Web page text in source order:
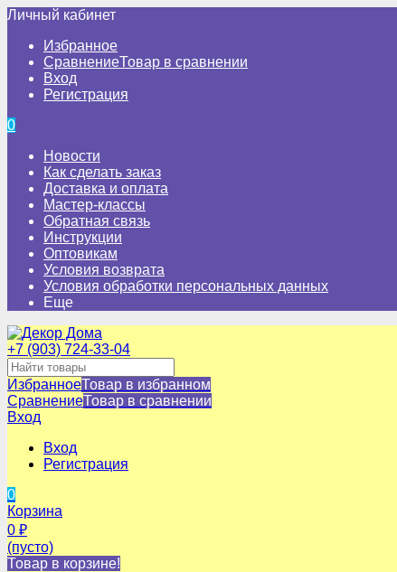
Личный кабинет
Избранное
СравнениеТовар в сравнении
Вход
Регистрация
0
Новости
Как сделать заказ
Доставка и оплата
Мастер-классы
Обратная связь
Инструкции
Оптовикам
Условия возврата
Условия обработки персональных данных
Еще
+7 (903) 724-33-04
ИзбранноеТовар в избранном
СравнениеТовар в сравнении
Вход
Вход
Регистрация
0
Корзина
0 ₽
(пусто)
Товар в корзине!